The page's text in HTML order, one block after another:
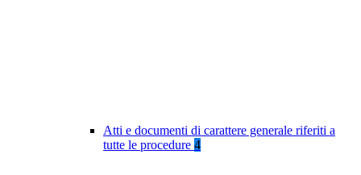
Atti e documenti di carattere generale riferiti a
tutte le procedure 4